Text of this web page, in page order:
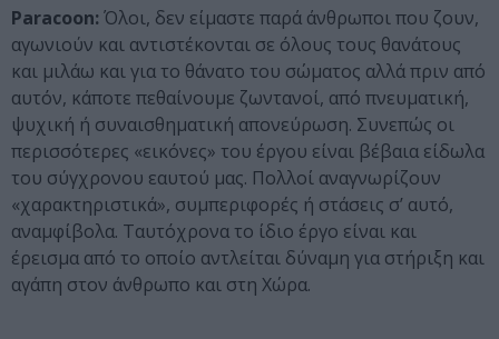
Paracoon: Όλοι, δεν είμαστε παρά άνθρωποι που ζουν,
αγωνιούν και αντιστέκονται σε όλους τους θανάτους
και μιλάω και για το θάνατο του σώματος αλλά πριν από
αυτόν, κάποτε πεθαίνουμε ζωντανοί, από πνευματική,
ψυχική ή συναισθηματική απονεύρωση. Συνεπώς οι
περισσότερες «εικόνες» του έργου είναι βέβαια είδωλα
του σύγχρονου εαυτού μας. Πολλοί αναγνωρίζουν
«χαρακτηριστικά», συμπεριφορές ή στάσεις σ’ αυτό,
αναμφίβολα. Ταυτόχρονα το ίδιο έργο είναι και
έρεισμα από το οποίο αντλείται δύναμη για στήριξη και
αγάπη στον άνθρωπο και στη Χώρα.